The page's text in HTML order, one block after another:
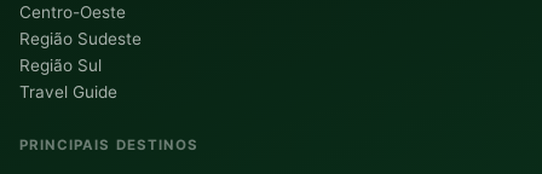
Centro-Oeste
Região Sudeste
Região Sul
Travel Guide
PRINCIPAIS DESTINOS